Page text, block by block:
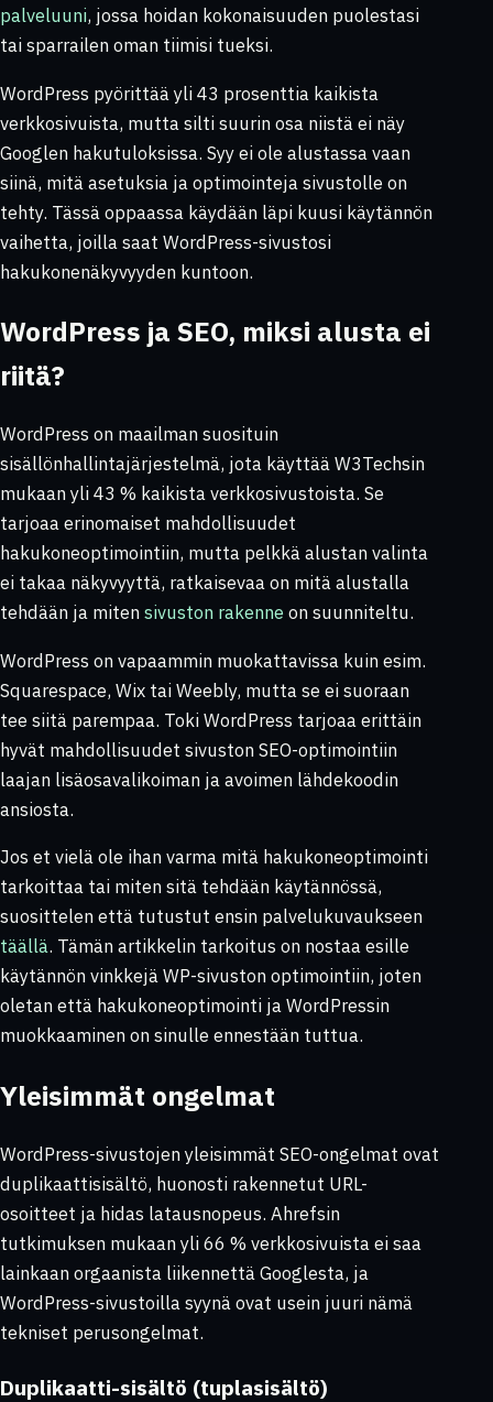
palveluuni, jossa hoidan kokonaisuuden puolestasi
tai sparrailen oman tiimisi tueksi.
WordPress pyörittää yli 43 prosenttia kaikista
verkkosivuista, mutta silti suurin osa niistä ei näy
Googlen hakutuloksissa. Syy ei ole alustassa vaan
siinä, mitä asetuksia ja optimointeja sivustolle on
tehty. Tässä oppaassa käydään läpi kuusi käytännön
vaihetta, joilla saat WordPress-sivustosi
hakukonenäkyvyyden kuntoon.
WordPress ja SEO, miksi alusta ei
riitä?
WordPress on maailman suosituin
sisällönhallintajärjestelmä, jota käyttää W3Techsin
mukaan yli 43 % kaikista verkkosivustoista. Se
tarjoaa erinomaiset mahdollisuudet
hakukoneoptimointiin, mutta pelkkä alustan valinta
ei takaa näkyvyyttä, ratkaisevaa on mitä alustalla
tehdään ja mitensivuston rakenne on suunniteltu.
WordPress on vapaammin muokattavissa kuin esim.
Squarespace, Wix tai Weebly, mutta se ei suoraan
tee siitä parempaa. Toki WordPress tarjoaa erittäin
hyvät mahdollisuudet sivuston SEO-optimointiin
laajan lisäosavalikoiman ja avoimen lähdekoodin
ansiosta.
Jos et vielä ole ihan varma mitä hakukoneoptimointi
tarkoittaa tai miten sitä tehdään käytännössä,
suosittelen että tutustut ensin palvelukuvaukseen
täällä. Tämän artikkelin tarkoitus on nostaa esille
käytännön vinkkejä WP-sivuston optimointiin, joten
oletan että hakukoneoptimointi ja WordPressin
muokkaaminen on sinulle ennestään tuttua.
Yleisimmät ongelmat
WordPress-sivustojen yleisimmät SEO-ongelmat ovat
duplikaattisisältö, huonosti rakennetut URL-
osoitteet ja hidas latausnopeus. Ahrefsin
tutkimuksen mukaan yli 66 % verkkosivuista ei saa
lainkaan orgaanista liikennettä Googlesta, ja
WordPress-sivustoilla syynä ovat usein juuri nämä
tekniset perusongelmat.
Duplikaatti-sisältö (tuplasisältö)